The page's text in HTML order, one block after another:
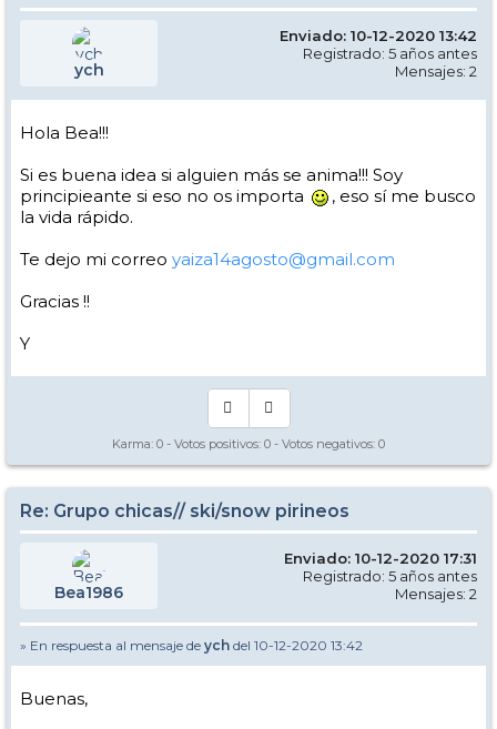
ych
Enviado: 10-12-2020 13:42
Registrado: 5 años antes
Mensajes: 2
Hola Bea!!!
Si es buena idea si alguien más se anima!!! Soy
principieante si eso no os importa
, eso sí me busco
la vida rápido.
Te dejo mi correo yaiza14agosto@gmail.com
Gracias !!
Y
Karma: 0 - Votos positivos: 0 - Votos negativos: 0
Re: Grupo chicas// ski/snow pirineos
Bea1986
Enviado: 10-12-2020 17:31
Registrado: 5 años antes
Mensajes: 2
» En respuesta al mensaje de ych del 10-12-2020 13:42
Buenas,